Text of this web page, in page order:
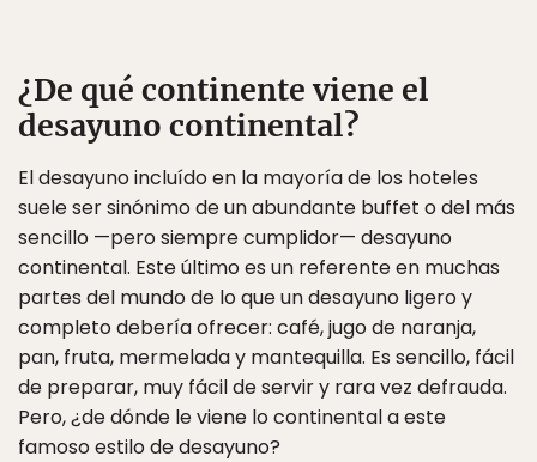
¿De qué continente viene el
desayuno continental?
El desayuno incluído en la mayoría de los hoteles
suele ser sinónimo de un abundante buffet o del más
sencillo —pero siempre cumplidor— desayuno
continental. Este último es un referente en muchas
partes del mundo de lo que un desayuno ligero y
completo debería ofrecer: café, jugo de naranja,
pan, fruta, mermelada y mantequilla. Es sencillo, fácil
de preparar, muy fácil de servir y rara vez defrauda.
Pero, ¿de dónde le viene lo continental a este
famoso estilo de desayuno?